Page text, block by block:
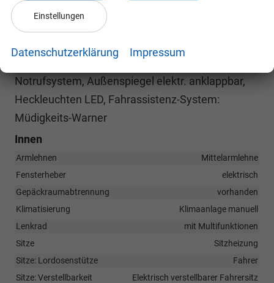
abschaltbar, Fensterheber elektrisch,
Laderaumtrennwand ohne Fenster, Verzurrösen
Bordcomputer, Fahrassistenz-System:
Notrufsystem, Außenspiegel elektr. anklappbar,
Heckleuchten LED, Fahrassistenz-System:
Müdigkeits-Warner
Innen
Armlehnen
Mittelarmlehne
Fensterheber
elektrisch
Gepäckraumabtrennung
vorhanden
Klimatisierung
Klimaanlage manuell
Lenkrad
mit Multifunktionen
Sitze
Sitzheizung
Sitze: Lordosenstütze
Fahrer
Sitze: Verstellbarkeit
Elektrisch verstellbarer Fahrersitz
Einstellungen
Datenschutzerklärung Impressum